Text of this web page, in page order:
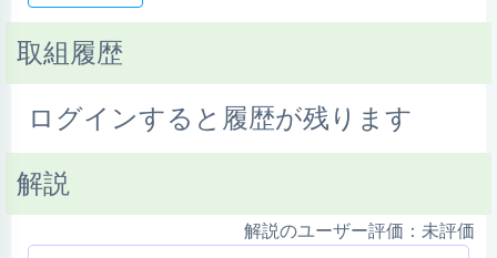
取組履歴
ログインすると履歴が残ります
解説
解説のユーザー評価：未評価